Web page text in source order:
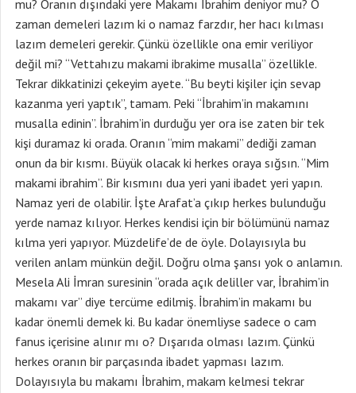
mu? Oranın dışındaki yere Makamı İbrahim deniyor mu? O
zaman demeleri lazım ki o namaz farzdır, her hacı kılması
lazım demeleri gerekir. Çünkü özellikle ona emir veriliyor
değil mi? “Vettahızu makami ibrakime musalla” özellikle.
Tekrar dikkatinizi çekeyim ayete. “Bu beyti kişiler için sevap
kazanma yeri yaptık”, tamam. Peki “İbrahim’in makamını
musalla edinin”. İbrahim’in durduğu yer ora ise zaten bir tek
kişi duramaz ki orada. Oranın “mim makami” dediği zaman
onun da bir kısmı. Büyük olacak ki herkes oraya sığsın. “Mim
makami ibrahim”. Bir kısmını dua yeri yani ibadet yeri yapın.
Namaz yeri de olabilir. İşte Arafat’a çıkıp herkes bulunduğu
yerde namaz kılıyor. Herkes kendisi için bir bölümünü namaz
kılma yeri yapıyor. Müzdelife’de de öyle. Dolayısıyla bu
verilen anlam münkün değil. Doğru olma şansı yok o anlamın.
Mesela Ali İmran suresinin “orada açık deliller var, İbrahim’in
makamı var” diye tercüme edilmiş. İbrahim’in makamı bu
kadar önemli demek ki. Bu kadar önemliyse sadece o cam
fanus içerisine alınır mı o? Dışarıda olması lazım. Çünkü
herkes oranın bir parçasında ibadet yapması lazım.
Dolayısıyla bu makamı İbrahim, makam kelmesi tekrar